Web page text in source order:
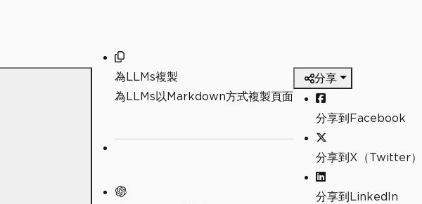
為LLMs複製
為LLMs以Markdown方式複製頁面
分享
分享到Facebook
分享到X（Twitter）
分享到LinkedIn